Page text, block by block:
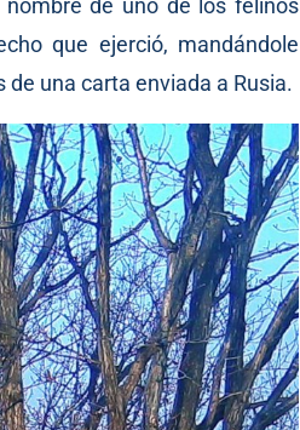
de uno de los felinos
que ejerció, mandándole
de una carta enviada a Rusia.